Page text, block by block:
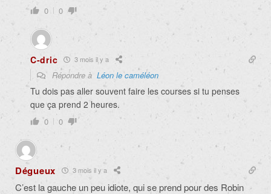
0 0
C-dric 3 mois il y a
Répondre à Léon le caméléon
Tu dois pas aller souvent faire les courses si tu penses
que ça prend 2 heures.
0 0
Dégueux 3 mois il y a
C’est la gauche un peu idiote, qui se prend pour des Robin